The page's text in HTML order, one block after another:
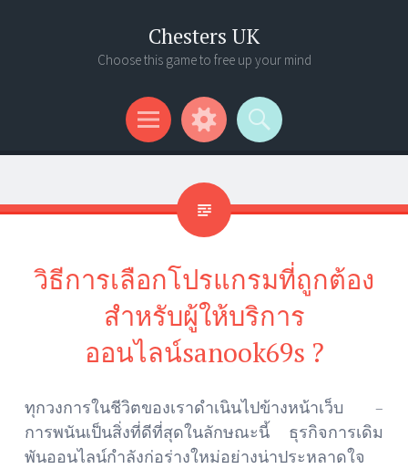
Chesters UK
Choose this game to free up your mind
Menu
Widgets
Search
วิธีการเลือกโปรแกรมที่ถูกต้อง
สำหรับผู้ให้บริการ
ออนไลน์sanook69s ?
ทุกวงการในชีวิตของเราดำเนินไปข้างหน้าเว็บ –
การพนันเป็นสิ่งที่ดีที่สุดในลักษณะนี้ ธุรกิจการเดิม
พันออนไลน์กำลังก่อร่างใหม่อย่างน่าประหลาดใจ